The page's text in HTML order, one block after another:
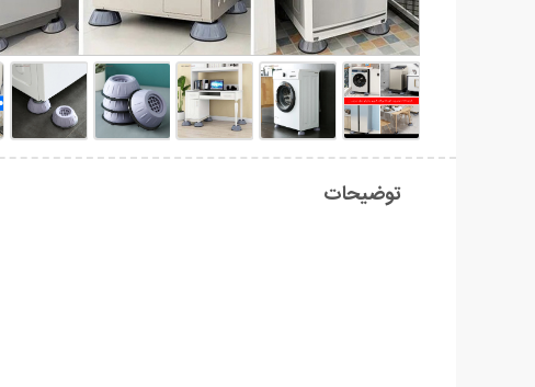
توضیحات